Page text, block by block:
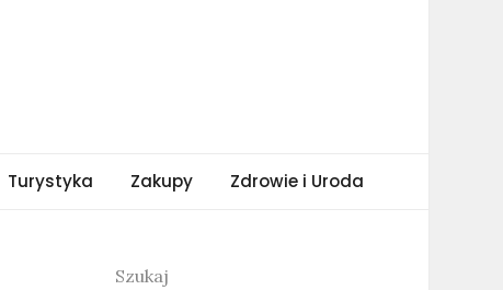
Turystyka Zakupy Zdrowie i Uroda
Szukaj